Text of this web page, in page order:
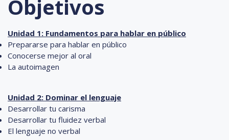
Objetivos
Unidad 1: Fundamentos para hablar en público
Prepararse para hablar en público
Conocerse mejor al oral
La autoimagen
Unidad 2: Dominar el lenguaje
Desarrollar tu carisma
Desarrollar tu fluidez verbal
El lenguaje no verbal